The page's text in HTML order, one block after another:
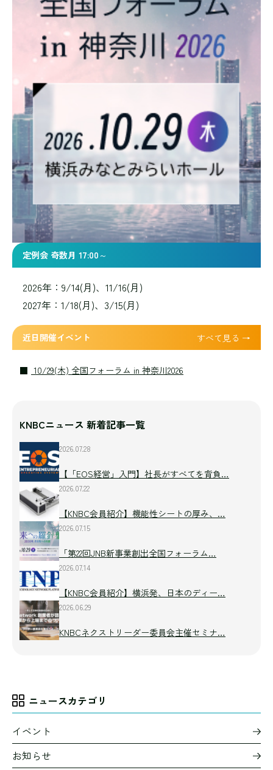
定例会 奇数月 17:00～
2026年：9/14(月)、11/16(月)
2027年：1/18(月)、3/15(月)
近日開催イベント すべて見る →
10/29(木) 全国フォーラム in 神奈川2026
KNBCニュース 新着記事一覧
2026.07.28
【「EOS経営」入門】社長がすべてを背負…
2026.07.22
【KNBC会員紹介】機能性シートの厚み、…
2026.07.15
「第22回JNB新事業創出全国フォーラム…
2026.07.14
【KNBC会員紹介】横浜発、日本のディー…
2026.06.29
KNBCネクストリーダー委員会主催セミナ…
ニュースカテゴリ
イベント
お知らせ